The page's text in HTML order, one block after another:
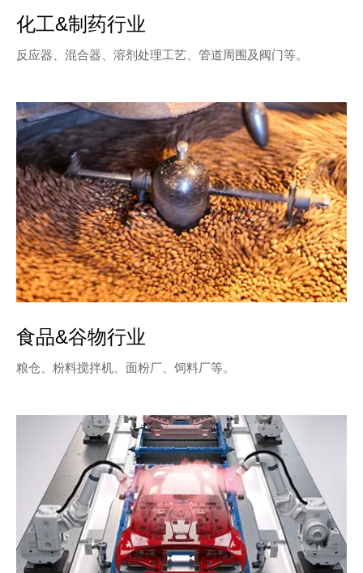
化工&制药行业
反应器、混合器、溶剂处理工艺、管道周围及阀门等。
食品&谷物行业
粮仓、粉料搅拌机、面粉厂、饲料厂等。